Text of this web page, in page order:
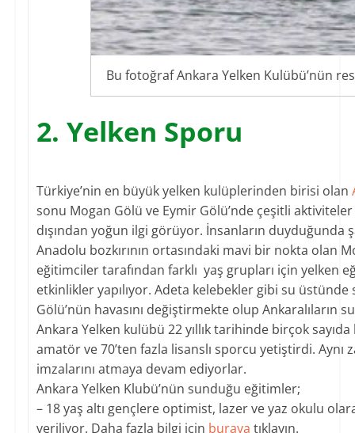
Bu fotoğraf Ankara Yelken Kulübü’nün
2. Yelken Sporu
Türkiye’nin en büyük yelken kulüplerinden birisi olan
sonu Mogan Gölü ve Eymir Gölü’nde çeşitli
dışından yoğun ilgi görüyor. İnsanların duyduğunda
Anadolu bozkırının ortasındaki mavi bir nokta olan
eğitimciler tarafından farklı yaş grupları için yelken
etkinlikler yapılıyor. Adeta kelebekler gibi su
Gölü’nün havasını değiştirmekte olup Ankaralıların
Ankara Yelken kulübü 22 yıllık tarihinde birçok sayıda
amatör ve 70’ten fazla lisanslı sporcu yetiştirdi. Aynı
imzalarını atmaya devam ediyorlar.
Ankara Yelken Klubü’nün sunduğu eğitimler;
– 18 yaş altı gençlere optimist, lazer ve yaz okulu
veriliyor. Daha fazla bilgi için buraya tıklayın.